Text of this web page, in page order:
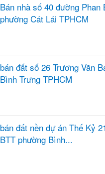
Bán nhà số 40 đường Phan
phường Cát Lái TPHCM
bán đất số 26 Trương Văn
Bình Trưng TPHCM
bán đất nền dự án Thế Kỷ
BTT phường Bình...